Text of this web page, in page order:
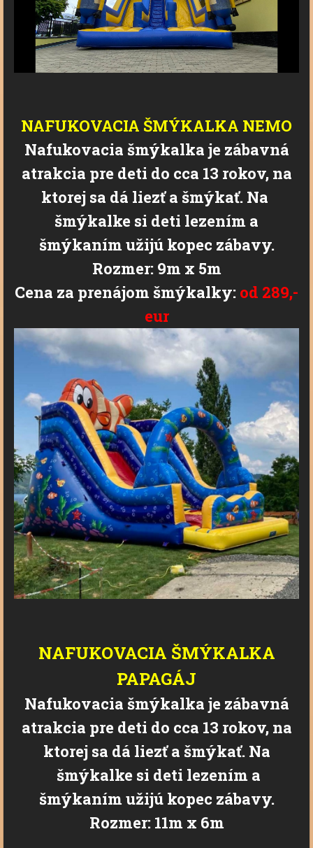
NAFUKOVACIA ŠMÝKALKA NEMO
Nafukovacia šmýkalka je zábavná
atrakcia pre deti do cca 13 rokov, na
ktorej sa dá liezť a šmýkať. Na
šmýkalke si deti lezením a
šmýkaním užijú kopec zábavy.
Rozmer: 9m x 5m
Cena za prenájom šmýkalky: od 289,-
eur
NAFUKOVACIA ŠMÝKALKA
PAPAGÁJ
Nafukovacia šmýkalka je zábavná
atrakcia pre deti do cca 13 rokov, na
ktorej sa dá liezť a šmýkať. Na
šmýkalke si deti lezením a
šmýkaním užijú kopec zábavy.
Rozmer: 11m x 6m